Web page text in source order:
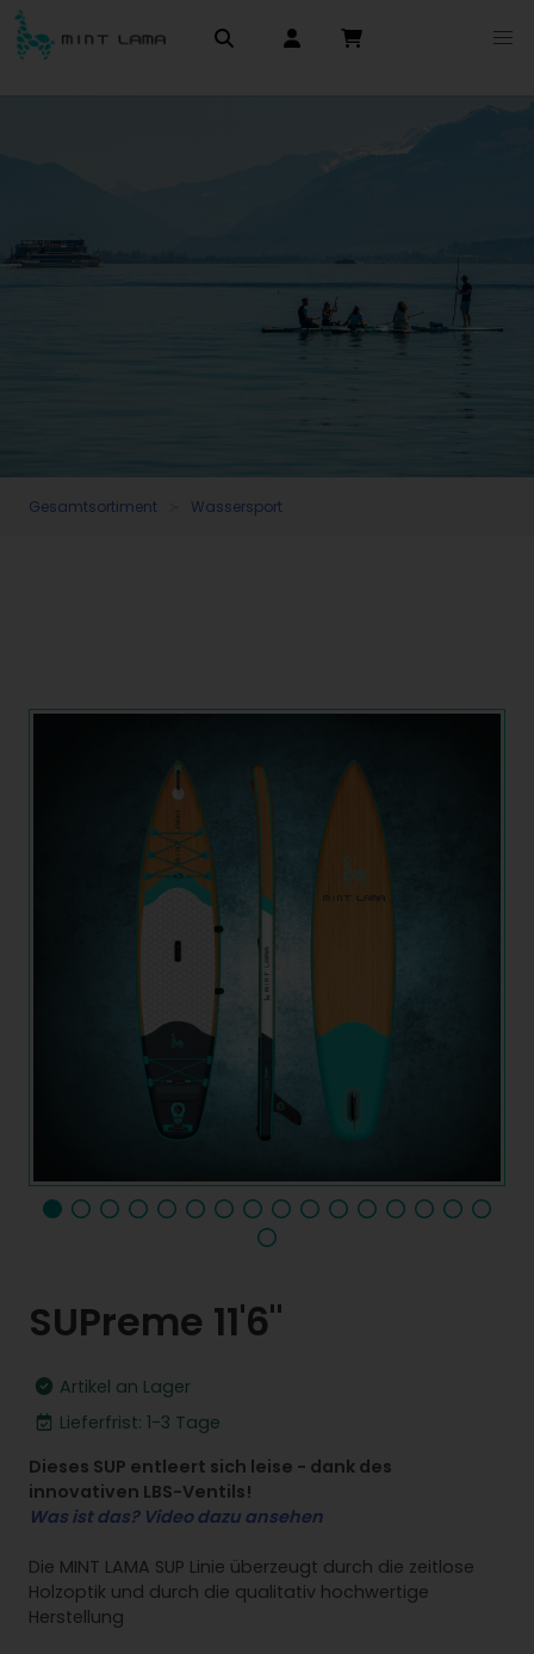
Gesamtsortiment Wassersport
SUPreme 11'6"
Artikel an Lager
Lieferfrist: 1-3 Tage
Dieses SUP entleert sich leise - dank des
innovativen LBS-Ventils!
Was ist das? Video dazu ansehen
Die MINT LAMA SUP Linie überzeugt durch die zeitlose
Holzoptik und durch die qualitativ hochwertige
Herstellung